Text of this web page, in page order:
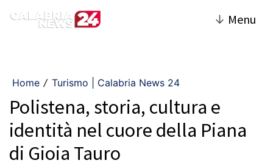
↓ Menu
Home / Turismo | Calabria News 24
Polistena, storia, cultura e
identità nel cuore della Piana
di Gioia Tauro